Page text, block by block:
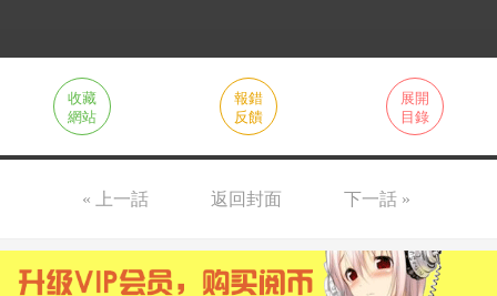
收藏
網站
報錯
反饋
展開
目錄
« 上一話 返回封面 下一話 »